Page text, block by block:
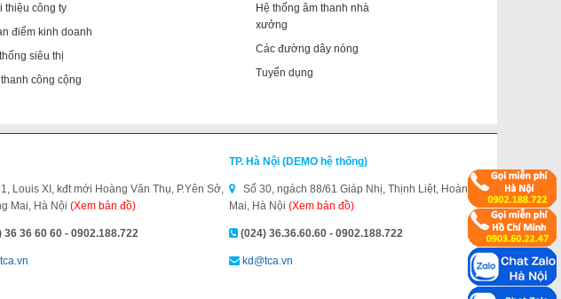
thiệu công ty
điểm kinh doanh
siêu thị
công cộng
Hệ thống âm thanh nhà
xưởng
Các đường dây nóng
Tuyển dụng
Louis XI, kđt mới Hoàng Văn Thụ, P.Yên Sở,
Mai, Hà Nội (Xem bản đồ)
36 36 60 60 - 0902.188.722
TP. Hà Nội (DEMO hệ thống)
Số 30, ngách 88/61 Giáp Nhị, Thịnh Liệt, Hoàng
Mai, Hà Nội (Xem bản đồ)
(024) 36.36.60.60 - 0902.188.722
kd@tca.vn